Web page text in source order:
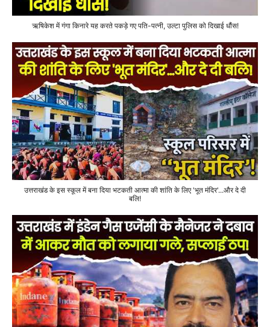
ऋषिकेश में गंगा किनारे यह करते पकड़े गए पति-पत्नी, उल्टा पुलिस को दिखाई धौंस!
उत्तराखंड के इस स्कूल में बना दिया भटकती आत्मा की शांति के लिए 'भूत मंदिर'...और दे दी
बलि!